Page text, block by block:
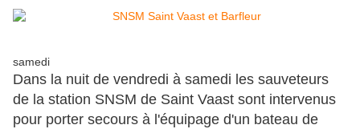
samedi
Dans la nuit de vendredi à samedi les sauveteurs
de la station SNSM de Saint Vaast sont intervenus
pour porter secours à l'équipage d'un bateau de